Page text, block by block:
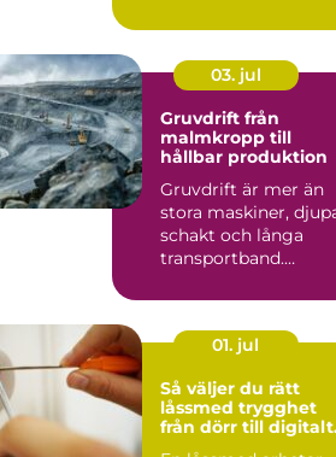
en fa...
03. jul
Gruvdrift från
malmkropp till
hållbar produktion
Gruvdrift är mer än
stora maskiner,
schakt och långa
transportband.
malm finns...
01. jul
Så väljer du rätt
låssmed trygghet
från dörr till digitalt